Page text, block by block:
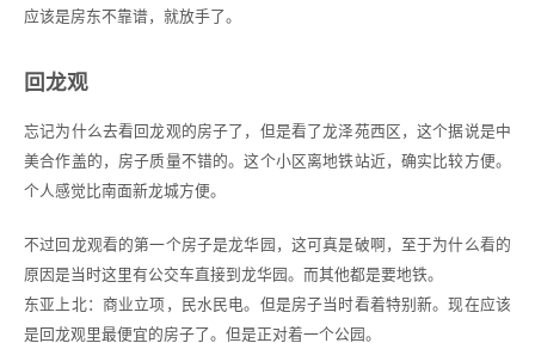
应该是房东不靠谱，就放手了。
回龙观
忘记为什么去看回龙观的房子了，但是看了龙泽苑西区，这个据说是中
美合作盖的，房子质量不错的。这个小区离地铁站近，确实比较方便。
个人感觉比南面新龙城方便。
不过回龙观看的第一个房子是龙华园，这可真是破啊，至于为什么看的
原因是当时这里有公交车直接到龙华园。而其他都是要地铁。
东亚上北：商业立项，民水民电。但是房子当时看着特别新。现在应该
是回龙观里最便宜的房子了。但是正对着一个公园。